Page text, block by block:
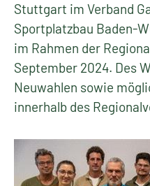
Stuttgart im Verband
Sportplatzbau Baden-
im Rahmen der
September 2024. Des
Neuwahlen sowie
innerhalb des